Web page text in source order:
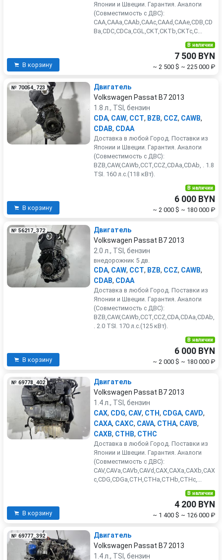
Японии и Швеции. Гарантия. Аналоги
(Совместимость с ДВС):
CAA,CAAa,CAAb,CAAc,CAAd,CAAe,CDB,CD
Ba,CDC,CDCa,CGL,CKT,CKTb,CKTc,C...
В корзину
В наличии
7 500 BYN
~ 2 500 $ ~ 225 000 ₽
№ 70054_723
Двигатель
Volkswagen Passat B7 2013
1.8 л., TSI, бензин
CDA, CAW, CCT, BZB, CCZ, CAWB,
CDAB, CDAA
Доставка в любой Город. Поставки из
Японии и Швеции. Гарантия. Аналоги
(Совместимость с ДВС):
BZB,CAW,CAWb,CCT,CCZ,CDAa,CDAb, . 1.8
TSI. 160 л.с.(118 кВт).
В корзину
В наличии
6 000 BYN
~ 2 000 $ ~ 180 000 ₽
№ 56217_372
Двигатель
Volkswagen Passat B7 2013
2.0 л., TSI, бензин
внедорожник 5 дв.
CDA, CAW, CCT, BZB, CCZ, CAWB,
CDAB, CDAA
Доставка в любой Город. Поставки из
Японии и Швеции. Гарантия. Аналоги
(Совместимость с ДВС):
BZB,CAW,CAWb,CCT,CCZ,CDA,CDAa,CDAb,
. 2.0 TSI. 170 л.с.(125 кВт).
В корзину
В наличии
6 000 BYN
~ 2 000 $ ~ 180 000 ₽
№ 69778_402
Двигатель
Volkswagen Passat B7 2013
1.4 л., TSI, бензин
CAX, CDG, CAV, CTH, CDGA, CAVD,
CAXA, CAXC, CAVA, CTHA, CAVB,
CAXB, CTHB, CTHC
Доставка в любой Город. Поставки из
Японии и Швеции. Гарантия. Аналоги
(Совместимость с ДВС):
CAV,CAVa,CAVb,CAVd,CAX,CAXa,CAXb,CAX
c,CDG,CDGa,CTH,CTHa,CTHb,CTHc,...
В корзину
В наличии
4 200 BYN
~ 1 400 $ ~ 126 000 ₽
№ 69777_392
Двигатель
Volkswagen Passat B7 2013
1.4 л., TSI, бензин